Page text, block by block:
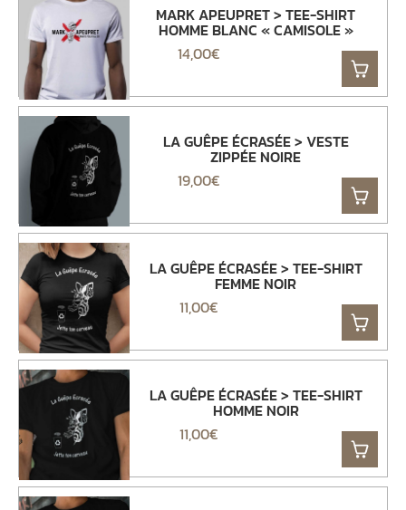
MARK APEUPRET > TEE-SHIRT
HOMME BLANC « CAMISOLE »
14,00€
LA GUÊPE ÉCRASÉE > VESTE
ZIPPÉE NOIRE
19,00€
LA GUÊPE ÉCRASÉE > TEE-SHIRT
FEMME NOIR
11,00€
LA GUÊPE ÉCRASÉE > TEE-SHIRT
HOMME NOIR
11,00€